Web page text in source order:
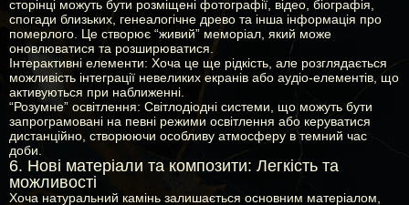
сторінці можуть бути розміщені фотографії, відео, біографія,
спогади близьких, генеалогічне древо та інша інформація про
померлого. Це створює “живий” меморіал, який може
оновлюватися та розширюватися.
Інтерактивні елементи: Хоча це ще рідкість, але розглядається
можливість інтеграції невеликих екранів або аудіо-елементів, що
активуються при наближенні.
“Розумне” освітлення: Світлодіодні системи, що можуть бути
запрограмовані на певні режими освітлення або керуватися
дистанційно, створюючи особливу атмосферу в темний час
доби.
6. Нові матеріали та композити: Легкість та
можливості
Хоча натуральний камінь залишається основним матеріалом,